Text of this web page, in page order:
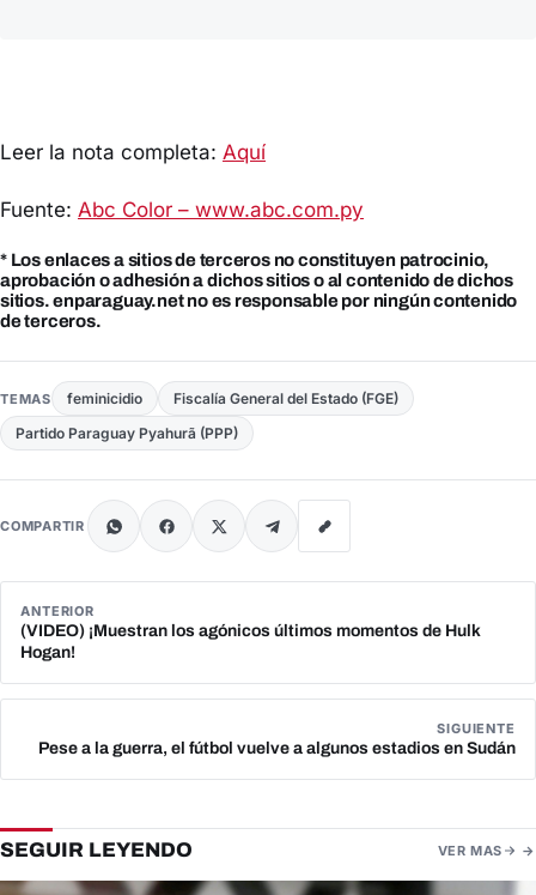
Leer la nota completa: Aquí
Fuente: Abc Color – www.abc.com.py
* Los enlaces a sitios de terceros no constituyen patrocinio,
aprobación o adhesión a dichos sitios o al contenido de dichos
sitios. enparaguay.net no es responsable por ningún contenido
de terceros.
TEMAS feminicidio
Fiscalía General del Estado (FGE)
Partido Paraguay Pyahurã (PPP)
COMPARTIR
ANTERIOR
(VIDEO) ¡Muestran los agónicos últimos momentos de Hulk
Hogan!
SIGUIENTE
Pese a la guerra, el fútbol vuelve a algunos estadios en Sudán
SEGUIR LEYENDO VER MAS